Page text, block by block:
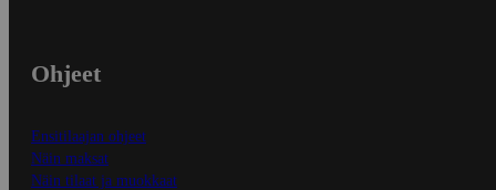
Ohjeet
Ensitilaajan ohjeet
Näin maksat
Näin tilaat ja muokkaat